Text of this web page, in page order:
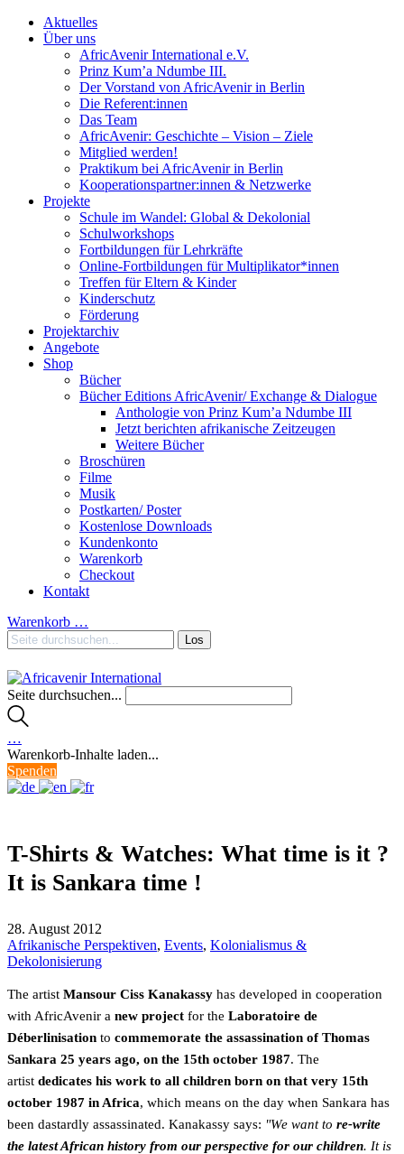
Aktuelles
Über uns
AfricAvenir International e.V.
Prinz Kum’a Ndumbe III.
Der Vorstand von AfricAvenir in Berlin
Die Referent:innen
Das Team
AfricAvenir: Geschichte – Vision – Ziele
Mitglied werden!
Praktikum bei AfricAvenir in Berlin
Kooperationspartner:innen & Netzwerke
Projekte
Schule im Wandel: Global & Dekolonial
Schulworkshops
Fortbildungen für Lehrkräfte
Online-Fortbildungen für Multiplikator*innen
Treffen für Eltern & Kinder
Kinderschutz
Förderung
Projektarchiv
Angebote
Shop
Bücher
Bücher Editions AfricAvenir/ Exchange & Dialogue
Anthologie von Prinz Kum’a Ndumbe III
Jetzt berichten afrikanische Zeitzeugen
Weitere Bücher
Broschüren
Filme
Musik
Postkarten/ Poster
Kostenlose Downloads
Kundenkonto
Warenkorb
Checkout
Kontakt
Warenkorb …
Seite durchsuchen...
…
Warenkorb-Inhalte laden...
Spenden
T-Shirts & Watches: What time is it ?
It is Sankara time !
28. August 2012
Afrikanische Perspektiven, Events, Kolonialismus &
Dekolonisierung
The artist Mansour Ciss Kanakassy has developed in cooperation
with AfricAvenir a new project for the Laboratoire de
Déberlinisation to commemorate the assassination of Thomas
Sankara 25 years ago, on the 15th october 1987. The
artist dedicates his work to all children born on that very 15th
october 1987 in Africa, which means on the day when Sankara has
been dastardly assassinated. Kanakassy says: "We want to re-write
the latest African history from our perspective for our children. It is